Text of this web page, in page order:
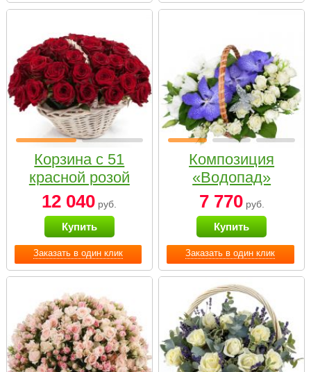
Заказать в один клик
Корзина с 51
красной розой
12 040 руб.
Купить
Заказать в один клик
Композиция
«Водопад»
7 770руб.
Купить